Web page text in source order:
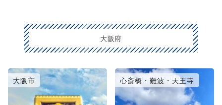
大阪府
大阪市 心斎橋・難波・天王寺